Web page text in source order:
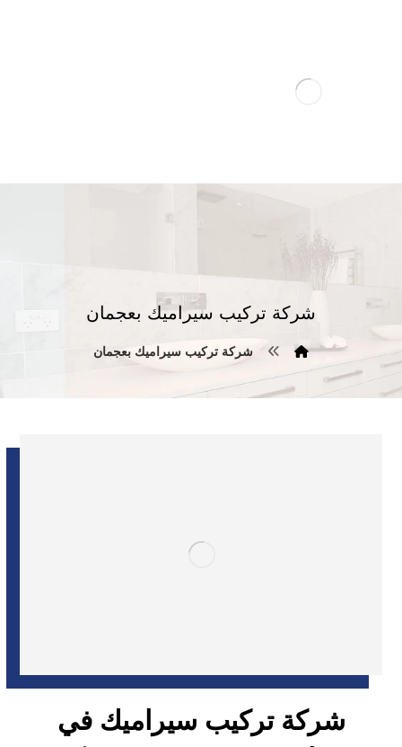
شركة تركيب سيراميك بعجمان
شركة تركيب سيراميك بعجمان
شركة تركيب سيراميك في